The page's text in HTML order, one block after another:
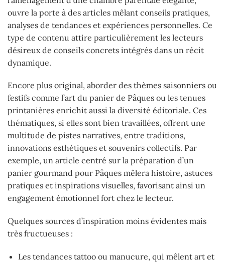
ouvre la porte à des articles mêlant conseils pratiques,
analyses de tendances et expériences personnelles. Ce
type de contenu attire particulièrement les lecteurs
désireux de conseils concrets intégrés dans un récit
dynamique.
Encore plus original, aborder des thèmes saisonniers ou
festifs comme l’art du panier de Pâques ou les tenues
printanières enrichit aussi la diversité éditoriale. Ces
thématiques, si elles sont bien travaillées, offrent une
multitude de pistes narratives, entre traditions,
innovations esthétiques et souvenirs collectifs. Par
exemple, un article centré sur la préparation d’un
panier gourmand pour Pâques mêlera histoire, astuces
pratiques et inspirations visuelles, favorisant ainsi un
engagement émotionnel fort chez le lecteur.
Quelques sources d’inspiration moins évidentes mais
très fructueuses :
Les tendances tattoo ou manucure, qui mêlent art et